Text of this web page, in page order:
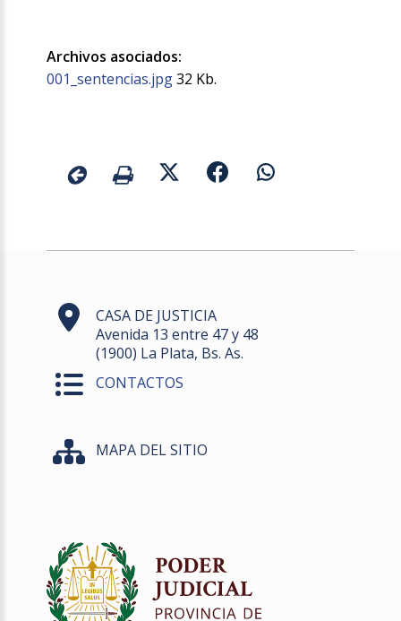
Archivos asociados:
001_sentencias.jpg32 Kb.
CASA DE JUSTICIA
Avenida 13 entre 47 y 48
(1900) La Plata, Bs. As.
CONTACTOS
MAPA DEL SITIO